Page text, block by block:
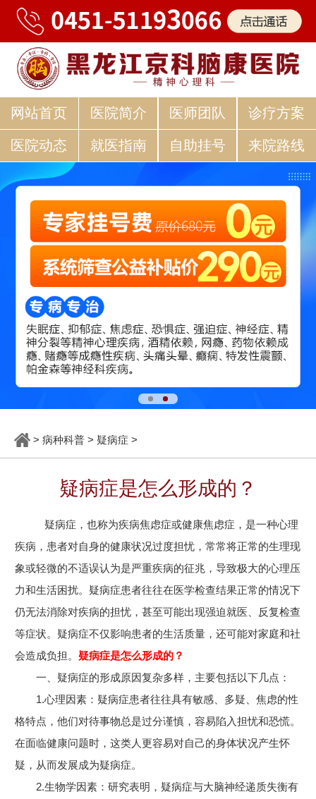
网站首页 医院简介 医师团队 诊疗方案
医院动态 就医指南 自助挂号 来院路线
> 病种科普> 疑病症 >
疑病症是怎么形成的？
疑病症，也称为疾病焦虑症或健康焦虑症，是一种心理
疾病，患者对自身的健康状况过度担忧，常常将正常的生理现
象或轻微的不适误认为是严重疾病的征兆，导致极大的心理压
力和生活困扰。疑病症患者往往在医学检查结果正常的情况下
仍无法消除对疾病的担忧，甚至可能出现强迫就医、反复检查
等症状。疑病症不仅影响患者的生活质量，还可能对家庭和社
会造成负担。 疑病症是怎么形成的？
一、疑病症的形成原因复杂多样，主要包括以下几点：
1.心理因素：疑病症患者往往具有敏感、多疑、焦虑的性
格特点，他们对待事物总是过分谨慎，容易陷入担忧和恐慌。
在面临健康问题时，这类人更容易对自己的身体状况产生怀
疑，从而发展成为疑病症。
2.生物学因素：研究表明，疑病症与大脑神经递质失衡有